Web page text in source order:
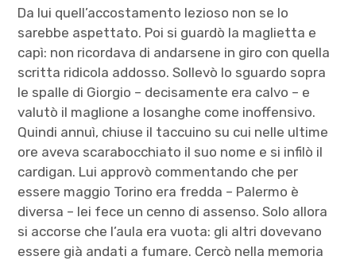
Da lui quell’accostamento lezioso non se lo
sarebbe aspettato. Poi si guardò la maglietta e
capì: non ricordava di andarsene in giro con quella
scritta ridicola addosso. Sollevò lo sguardo sopra
le spalle di Giorgio – decisamente era calvo – e
valutò il maglione a losanghe come inoffensivo.
Quindi annuì, chiuse il taccuino su cui nelle ultime
ore aveva scarabocchiato il suo nome e si infilò il
cardigan. Lui approvò commentando che per
essere maggio Torino era fredda – Palermo è
diversa – lei fece un cenno di assenso. Solo allora
si accorse che l’aula era vuota: gli altri dovevano
essere già andati a fumare. Cercò nella memoria